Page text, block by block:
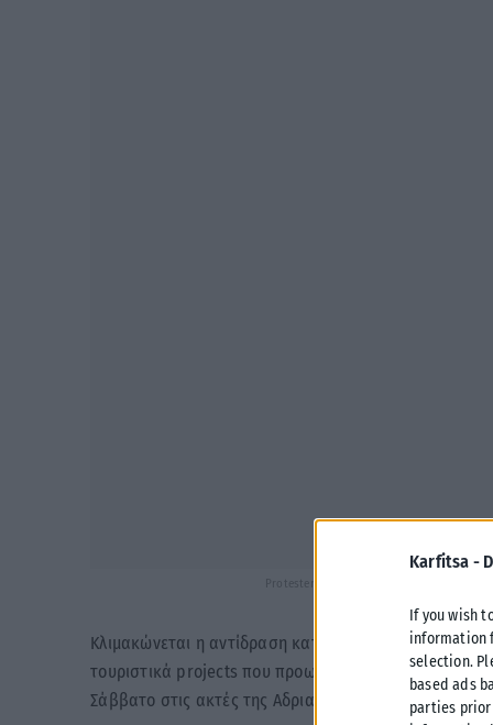
Karfitsa -
If you wish
information
selection.
based ads
parties
Protesters try to demolish a fence of a
Κλιμακώνεται η αντίδραση κατοίκων και
τουριστικά projects που προωθούνται σε παράκτιες
Σάββατο στις ακτές της Αδριατικής.